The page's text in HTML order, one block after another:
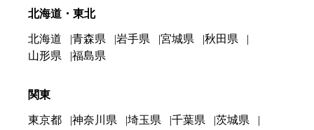
北海道・東北
北海道 青森県 岩手県 宮城県
秋田県
山形県
福島県
関東
東京都 神奈川県 埼玉県 千葉県
茨城県